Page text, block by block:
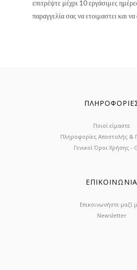
επιτρέψτε μέχρι 10 εργάσιμες
παραγγελία σας να ετοιμαστει και
Ποιοί είμαστε
Πληροφορίες Αποστολής &
Γενικοί Όροι Χρήσης -
ΕΠΙΚΟΙΝΩΝΙΑ
Επικοινωνήστε μαζί
Newsletter